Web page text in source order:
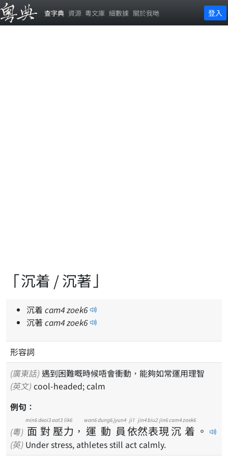
查字典 資源 粵文庫 細數據 關於我哋 登入
「沉着 / 沉著」
沉着 cam4zoek6
沉著 cam4zoek6
形容詞
(廣東話) 遇到困難嘅時候唔會衝動，能夠如常運用理智
(英文) cool-headed; calm
例句：
(粵) 面
min6
對
deoi3
壓
aat3
力
lik6
， 運
wan6
動
dung6
員
jyun4
依
ji1
然
jin4
表
biu2
現
jin6
沉
cam4
着
zoek6
。
(英) Under stress, athletes still act calmly.